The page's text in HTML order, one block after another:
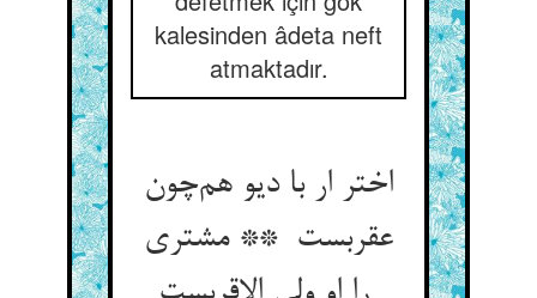
kalesinden âdeta neft
atmaktadır.
اختر ار با دیو هم‌چون
عقربست ** مشتری